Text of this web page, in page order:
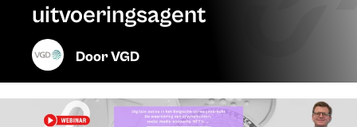
uitvoeringsagent
DoorVGD